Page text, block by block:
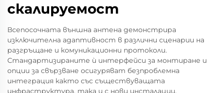
скалируемост
Всепосочната външна антена демонстрира
изключителна адаптивност в различни сценарии на
разгръщане и комуникационни протоколи.
Стандартизираните ѝ интерфейси за монтиране и
опции за свързване осигуряват безпроблемна
интеграция както със съществуващата
инфраструктура, така и с нови инсталации.